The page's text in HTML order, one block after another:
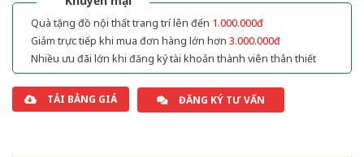
Quà tặng đồ nội thất trang trí lên đến 1.000.000đ
Giảm trực tiếp khi mua đơn hàng lớn hơn 3.000.000đ
Nhiều ưu đãi lớn khi đăng ký tài khoản thành viên thân thiết
TẢI BẢNG GIÁ ĐĂNG KÝ TƯ VẤN